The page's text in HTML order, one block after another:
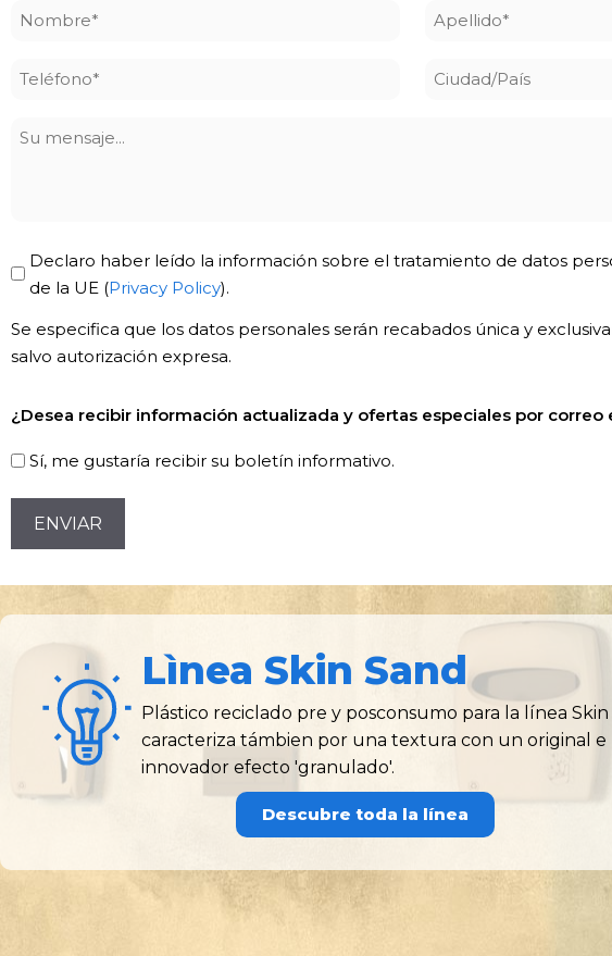
Nombre Apellido
Teléfono Ciudad/País
Su
Privacy
Policy
Declaro haber leído la información sobre el tratamiento de datos
de la UE (Privacy Policy).
Se especifica que los datos personales serán recabados única y
salvo autorización expresa.
¿Desea recibir información actualizada y ofertas especiales por correo
Sí, me gustaría recibir su boletín informativo.
CAPTCHA
Lìnea Skin Sand
Plástico reciclado pre y posconsumo para la línea Skin
caracteriza támbien por una textura con un original e
innovador efecto 'granulado'.
Descubre toda la línea